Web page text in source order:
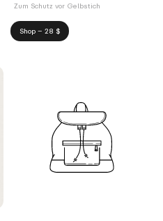
Zum Schutz vor Gelbstich
Shop – 28 $